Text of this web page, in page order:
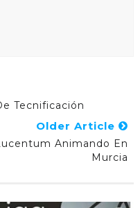
Tecnificación
Older Article
Animando En
Murcia